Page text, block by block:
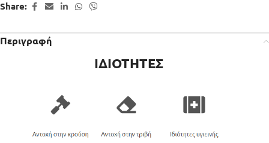
Share:
Περιγραφή
ΙΔΙΟΤΗΤΕΣ